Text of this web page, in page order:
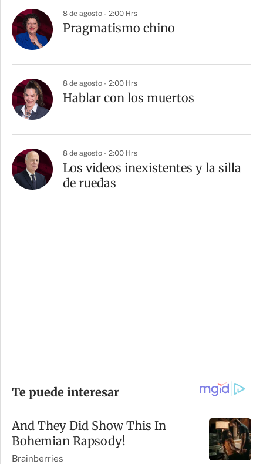
8 de agosto - 2:00 Hrs
Pragmatismo chino
8 de agosto - 2:00 Hrs
Hablar con los muertos
8 de agosto - 2:00 Hrs
Los videos inexistentes y la silla
de ruedas